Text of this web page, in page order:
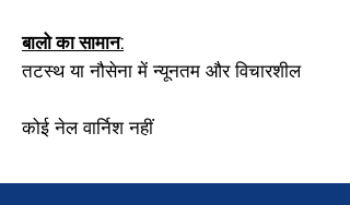
बालो का सामान:
तटस्थ या नौसेना में न्यूनतम और विचारशील
कोई नेल वार्निश नहीं